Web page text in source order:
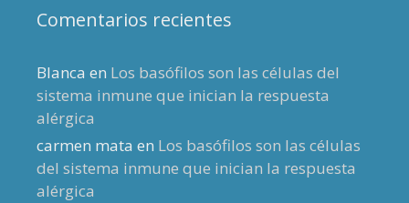
Comentarios recientes
Blanca en Los basófilos son las células del
sistema inmune que inician la respuesta
alérgica
carmen mata en Los basófilos son las células
del sistema inmune que inician la respuesta
alérgica